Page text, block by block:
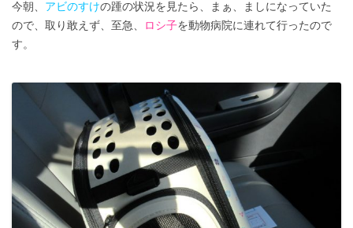
今朝、 アビのすけの踵の状況を見たら、まぁ、ましになっていた
ので、取り敢えず、至急、
ロシ子を動物病院に連れて行ったので
す。